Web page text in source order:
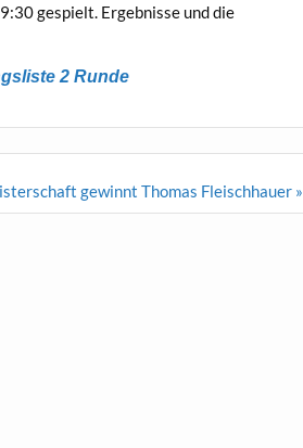
gespielt. Ergebnisse und die
2 Runde
gewinnt Thomas Fleischhauer »